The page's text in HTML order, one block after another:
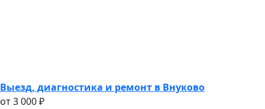
Выезд, диагностика и ремонт в Внуково
oт 3 000 ₽